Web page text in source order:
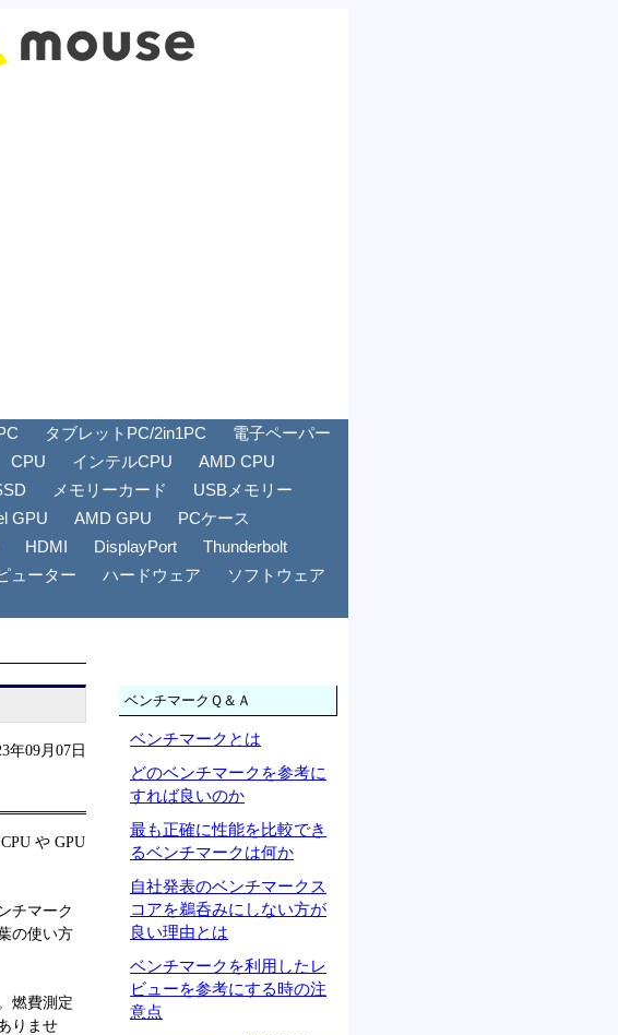
タブレットPC/2in1PC
電子ペーパー
CPU インテルCPU
AMD CPU
メモリーカード
USBメモリー
GPU AMD GPU
PCケース
HDMI DisplayPort
Thunderbolt
ューター ハードウェア
ソフトウェア
年09月07日
や GPU
チマーク
の使い方
燃費測定
りませ
ベンチマークＱ＆Ａ
ベンチマークとは
どのベンチマークを参考に
すれば良いのか
最も正確に性能を比較でき
るベンチマークは何か
自社発表のベンチマークス
コアを鵜呑みにしない方が
良い理由とは
ベンチマークを利用したレ
ビューを参考にする時の注
意点